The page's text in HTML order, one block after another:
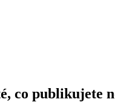
co publikujete